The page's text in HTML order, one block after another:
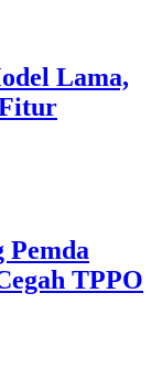
Lama,
Pemda
TPPO